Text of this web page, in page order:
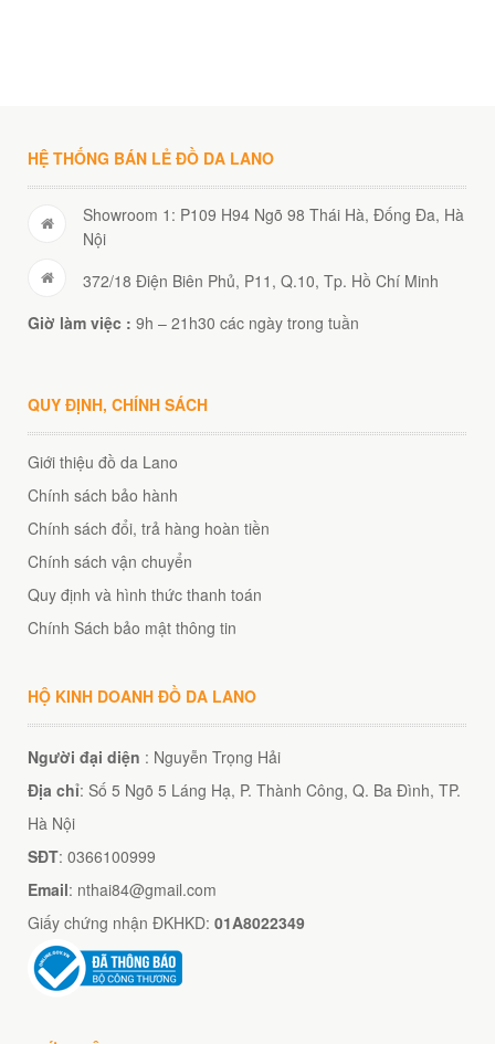
HỆ THỐNG BÁN LẺ ĐỒ DA LANO
Showroom 1: P109 H94 Ngõ 98 Thái Hà, Đống Đa, Hà
Nội
372/18 Điện Biên Phủ, P11, Q.10, Tp. Hồ Chí Minh
Giờ làm việc : 9h – 21h30 các ngày trong tuần
QUY ĐỊNH, CHÍNH SÁCH
Giới thiệu đồ da Lano
Chính sách bảo hành
Chính sách đổi, trả hàng hoàn tiền
Chính sách vận chuyển
Quy định và hình thức thanh toán
Chính Sách bảo mật thông tin
HỘ KINH DOANH ĐỒ DA LANO
Người đại diện : Nguyễn Trọng Hải
Địa chỉ: Số 5 Ngõ 5 Láng Hạ, P. Thành Công, Q. Ba Đình, TP.
Hà Nội
SĐT: 0366100999
Email: nthai84@gmail.com
Giấy chứng nhận ĐKHKD: 01A8022349